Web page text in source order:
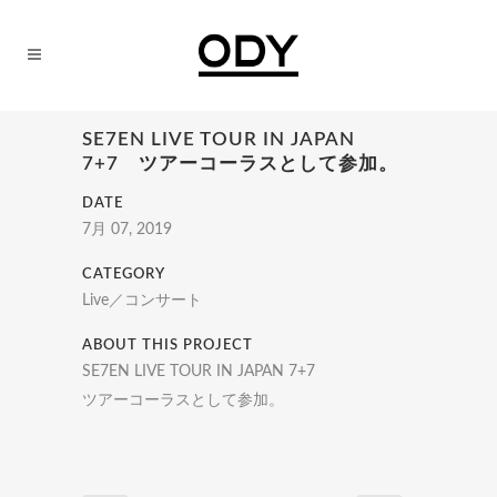
SE7EN LIVE TOUR IN JAPAN
7+7 ツアーコーラスとして参加。
DATE
7月 07, 2019
CATEGORY
Live／コンサート
ABOUT THIS PROJECT
SE7EN LIVE TOUR IN JAPAN 7+7
ツアーコーラスとして参加。